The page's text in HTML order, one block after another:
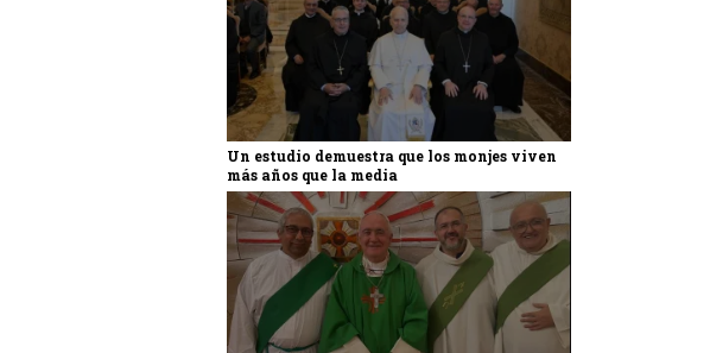
Un estudio demuestra que los monjes viven
más años que la media